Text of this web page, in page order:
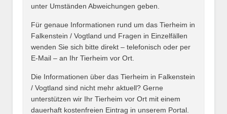
Name des Tierheims*
unter Umständen Abweichungen geben.
Für genaue Informationen rund um das Tierheim in
Falkenstein / Vogtland und Fragen in Einzelfällen
wenden Sie sich bitte direkt – telefonisch oder per
E-Mail – an Ihr Tierheim vor Ort.
Die Informationen über das Tierheim in Falkenstein
/ Vogtland sind nicht mehr aktuell? Gerne
unterstützen wir Ihr Tierheim vor Ort mit einem
dauerhaft kostenfreien Eintrag in unserem Portal.